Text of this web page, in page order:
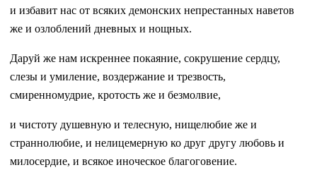
и избавит нас от всяких демонских непрестанных наветов
же и озлоблений дневных и нощных.
Даруй же нам искреннее покаяние, сокрушение сердцу,
слезы и умиление, воздержание и трезвость,
смиренномудрие, кротость же и безмолвие,
и чистоту душевную и телесную, нищелюбие же и
страннолюбие, и нелицемерную ко друг другу любовь и
милосердие, и всякое иноческое благоговение.